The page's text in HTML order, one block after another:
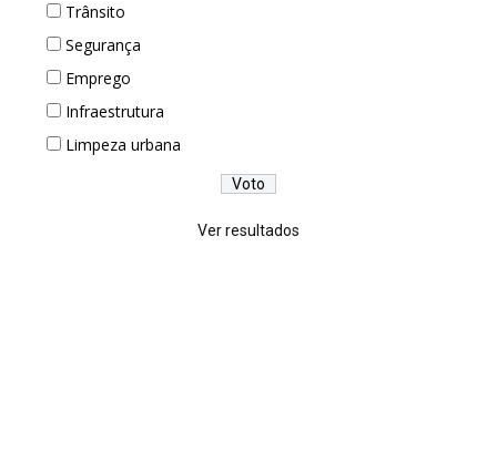
Trânsito
Segurança
Emprego
Infraestrutura
Limpeza urbana
Ver resultados